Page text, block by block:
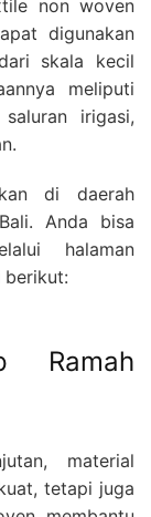
non woven
digunakan
skala kecil
meliputi
irigasi,
di daerah
Anda bisa
halaman
berikut:
Ramah
material
tetapi juga